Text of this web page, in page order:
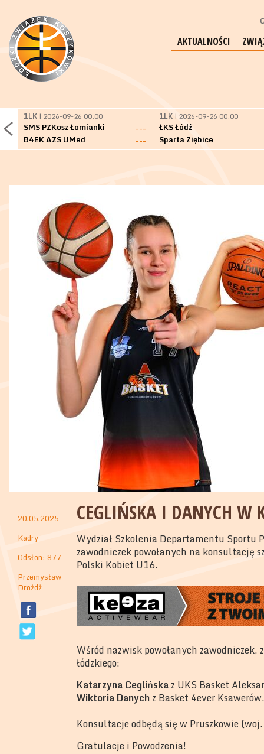
AKTUALNOŚCI
1LK | 2026-09-26 00:00
SMS PZKosz Łomianki
---
B4EK AZS UMed
---
1LK | 2026-09-26 00:00
ŁKS Łódź
Sparta Ziębice
20.05.2025
Kadry
Odsłon: 877
Przemysław
Drożdż
CEGLIŃSKA I DANYCH W
Wydział Szkolenia Departamentu Sportu
zawodniczek powołanych na konsultację
Polski Kobiet U16.
Wśród nazwisk powołanych
łódzkiego:
Katarzyna Ceglińskaz UKS Basket
Wiktoria Danychz Basket 4ever Ksawerów.
Konsultacje odbędą się w Pruszkowie
Gratulacje i Powodzenia!